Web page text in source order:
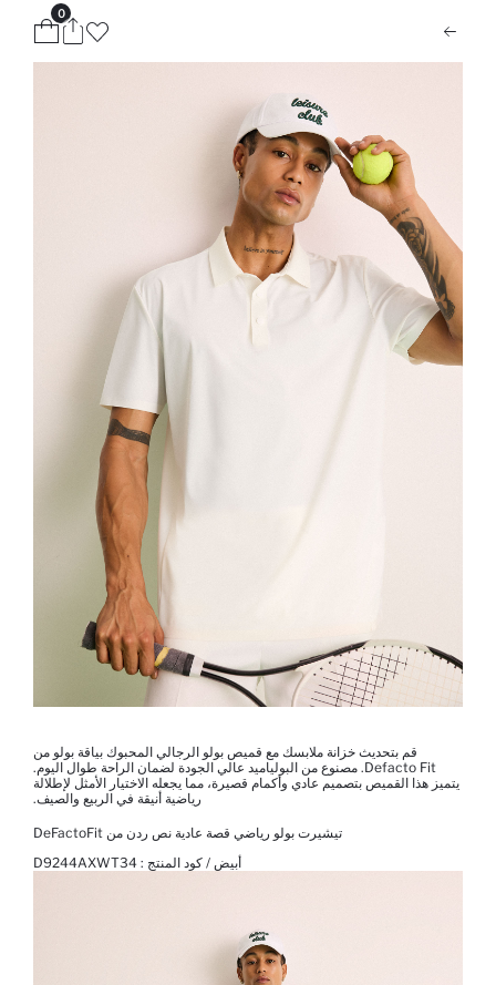
0
قم بتحديث خزانة ملابسك مع قميص بولو الرجالي المحبوك بياقة بولو من
Defacto Fit. مصنوع من البولياميد عالي الجودة لضمان الراحة طوال اليوم.
يتميز هذا القميص بتصميم عادي وأكمام قصيرة، مما يجعله الاختيار الأمثل لإطلالة
رياضية أنيقة في الربيع والصيف.
تيشيرت بولو رياضي قصة عادية نص ردن من DeFactoFit
أبيض / كود المنتج : D9244AXWT34